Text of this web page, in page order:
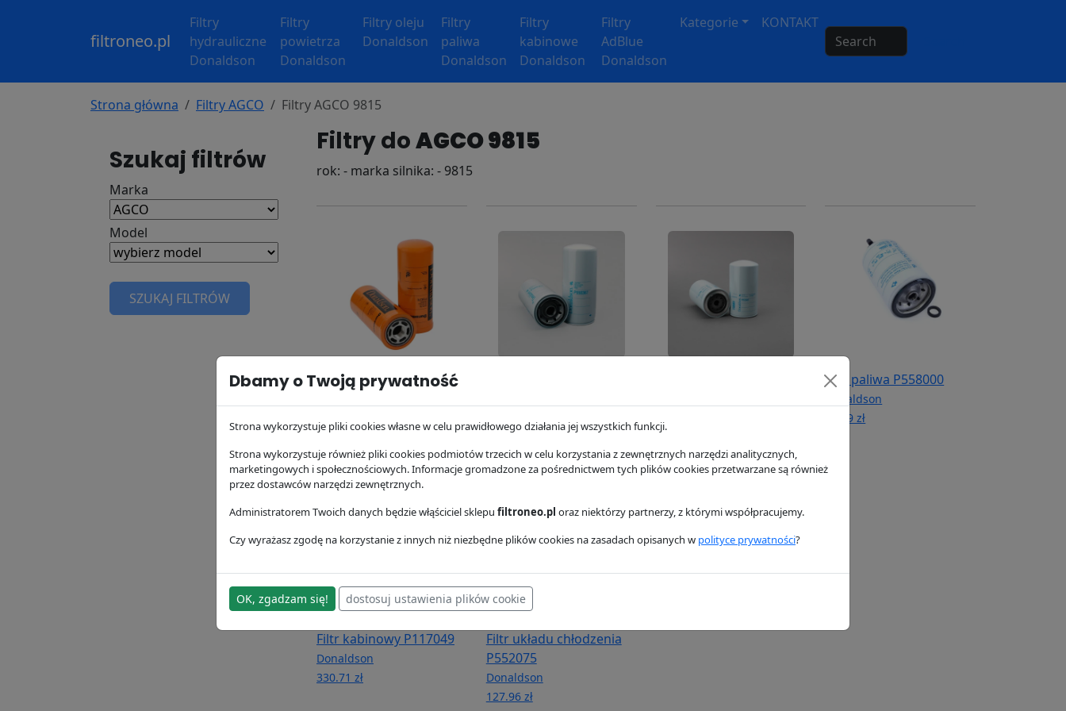
filtroneo.pl
Filtry
hydrauliczne
Donaldson
Filtry
powietrza
Donaldson
Filtry oleju
Donaldson
Filtry
paliwa
Donaldson
Filtry
kabinowe
Donaldson
Filtry
AdBlue
Donaldson
Kategorie
KONTAKT
Strona główna Filtry AGCO Filtry AGCO 9815
Szukaj filtrów
Marka
Model
SZUKAJ FILTRÓW
Filtry doAGCO 9815
rok: - marka silnika: - 9815
Filtr hydrauliczny
173.13 zł
Filtr paliwa P558000
Donaldson
62.69 zł
Filtr kabinowy P117049
Donaldson
330.71 zł
Filtr układu chłodzenia
P552075
Donaldson
127.96 zł
Dbamy o Twoją prywatność
Strona wykorzystuje pliki cookies własne w celu prawidłowego działania jej wszystkich funkcji.
Strona wykorzystuje również pliki cookies podmiotów trzecich w celu korzystania z zewnętrznych narzędzi analitycznych,
marketingowych i społecznościowych. Informacje gromadzone za pośrednictwem tych plików cookies przetwarzane są również
przez dostawców narzędzi zewnętrznych.
Administratorem Twoich danych będzie włąściciel sklepu filtroneo.pl oraz niektórzy partnerzy, z którymi współpracujemy.
Czy wyrażasz zgodę na korzystanie z innych niż niezbędne plików cookies na zasadach opisanych w polityce prywatności?
OK, zgadzam się! dostosuj ustawienia plików cookie